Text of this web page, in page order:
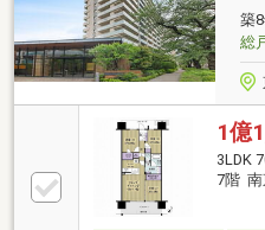
等）
築
総
1億
3LDK
7階 南